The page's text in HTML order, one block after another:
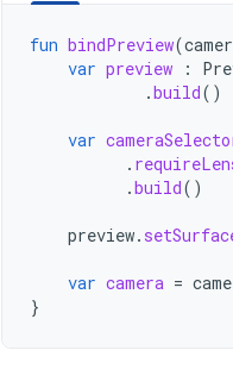
fun bindPreview(
var preview :
.build()
var
.
.build()
preview.
var camera =
}